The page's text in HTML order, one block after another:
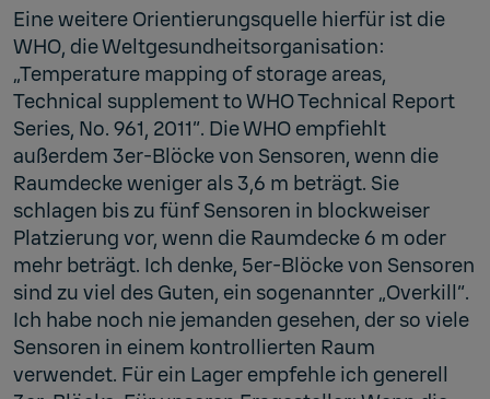
Eine weitere Orientierungsquelle hierfür ist die
WHO, die Weltgesundheitsorganisation:
„Temperature mapping of storage areas,
Technical supplement to WHO Technical Report
Series, No. 961, 2011“. Die WHO empfiehlt
außerdem 3er-Blöcke von Sensoren, wenn die
Raumdecke weniger als 3,6 m beträgt. Sie
schlagen bis zu fünf Sensoren in blockweiser
Platzierung vor, wenn die Raumdecke 6 m oder
mehr beträgt. Ich denke, 5er-Blöcke von Sensoren
sind zu viel des Guten, ein sogenannter „Overkill“.
Ich habe noch nie jemanden gesehen, der so viele
Sensoren in einem kontrollierten Raum
verwendet. Für ein Lager empfehle ich generell